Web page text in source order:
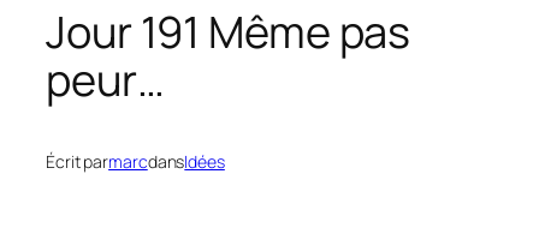
Jour 191 Même pas
peur…
Écrit parmarcdansIdées